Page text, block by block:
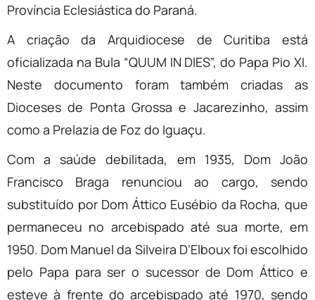
Província Eclesiástica do Paraná.
A criação da Arquidiocese de Curitiba está
oficializada na Bula “QUUM IN DIES”, do Papa Pio XI.
Neste documento foram também criadas as
Dioceses de Ponta Grossa e Jacarezinho, assim
como a Prelazia de Foz do Iguaçu.
Com a saúde debilitada, em 1935, Dom João
Francisco Braga renunciou ao cargo, sendo
substituído por Dom Áttico Eusébio da Rocha, que
permaneceu no arcebispado até sua morte, em
1950. Dom Manuel da Silveira D’Elboux foi escolhido
pelo Papa para ser o sucessor de Dom Áttico e
esteve à frente do arcebispado até 1970, sendo